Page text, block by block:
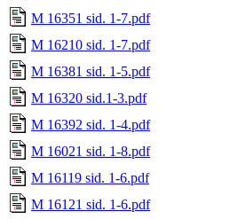
M 16351 sid. 1-7.pdf
M 16210 sid. 1-7.pdf
M 16381 sid. 1-5.pdf
M 16320 sid.1-3.pdf
M 16392 sid. 1-4.pdf
M 16021 sid. 1-8.pdf
M 16119 sid. 1-6.pdf
M 16121 sid. 1-6.pdf